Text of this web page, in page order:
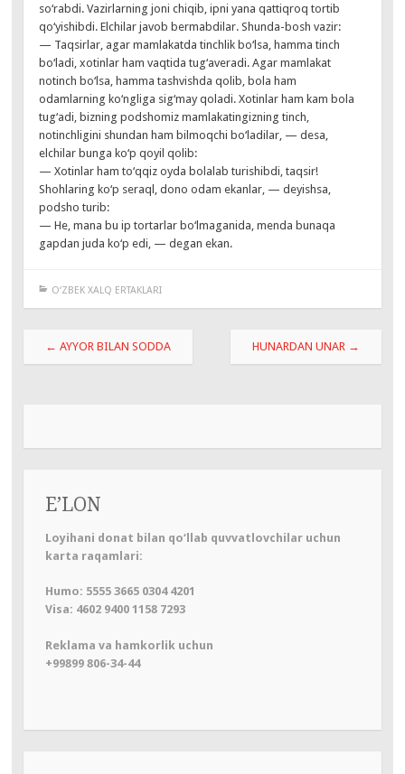
so‘rabdi. Vazirlarning joni chiqib, ipni yana qattiqroq tortib
qo‘yishibdi. Elchilar javob bermabdilar. Shunda-bosh vazir:
— Taqsirlar, agar mamlakatda tinchlik bo‘lsa, hamma tinch
bo‘ladi, xotinlar ham vaqtida tug‘averadi. Agar mamlakat
notinch bo‘lsa, hamma tashvishda qolib, bola ham
odamlarning ko‘ngliga sig‘may qoladi. Xotinlar ham kam bola
tug‘adi, bizning podshomiz mamlakatingizning tinch,
notinchligini shundan ham bilmoqchi bo‘ladilar, — desa,
elchilar bunga ko‘p qoyil qolib:
— Xotinlar ham to‘qqiz oyda bolalab turishibdi, taqsir!
Shohlaring ko‘p seraql, dono odam ekanlar, — deyishsa,
podsho turib:
— He, mana bu ip tortarlar bo‘lmaganida, menda bunaqa
gapdan juda ko‘p edi, — degan ekan.
O‘ZBEK XALQ ERTAKLARI
Навигация
по
← AYYOR BILAN SODDA HUNARDAN UNAR →
E’LON
Loyihani donat bilan qo‘llab quvvatlovchilar uchun
karta raqamlari:
Humo: 5555 3665 0304 4201
Visa: 4602 9400 1158 7293
Reklama va hamkorlik uchun
+99899 806-34-44